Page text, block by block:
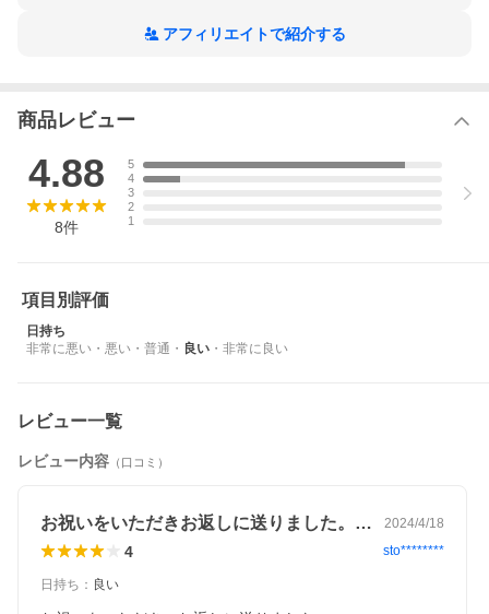
お祝い お礼 プレゼント 誕生日 開店 開業 開院 移転 就任 昇進 退
個展祝い 叙勲 授章 褒章 栄転 異動 上場 当選 新築 結婚記念日 卒
業式 成人祝い
胡蝶蘭 蘭 洋蘭 花 鉢花 ラン コチョウラン 洋ラン
ミディ 中輪 6本立ち イエロー 黄色
アフィリエイトで紹介する
商品レビュー
4.88
8件
5
4
3
2
1
項目別評価
日持ち
非常に悪い ・ 悪い ・ 普通 ・ 良い ・ 非常に良い
レビュー一覧
レビュー内容 （口コミ）
お祝いをいただきお返しに送りました。受… 2024/4/18
4 sto********
日持ち ： 良い